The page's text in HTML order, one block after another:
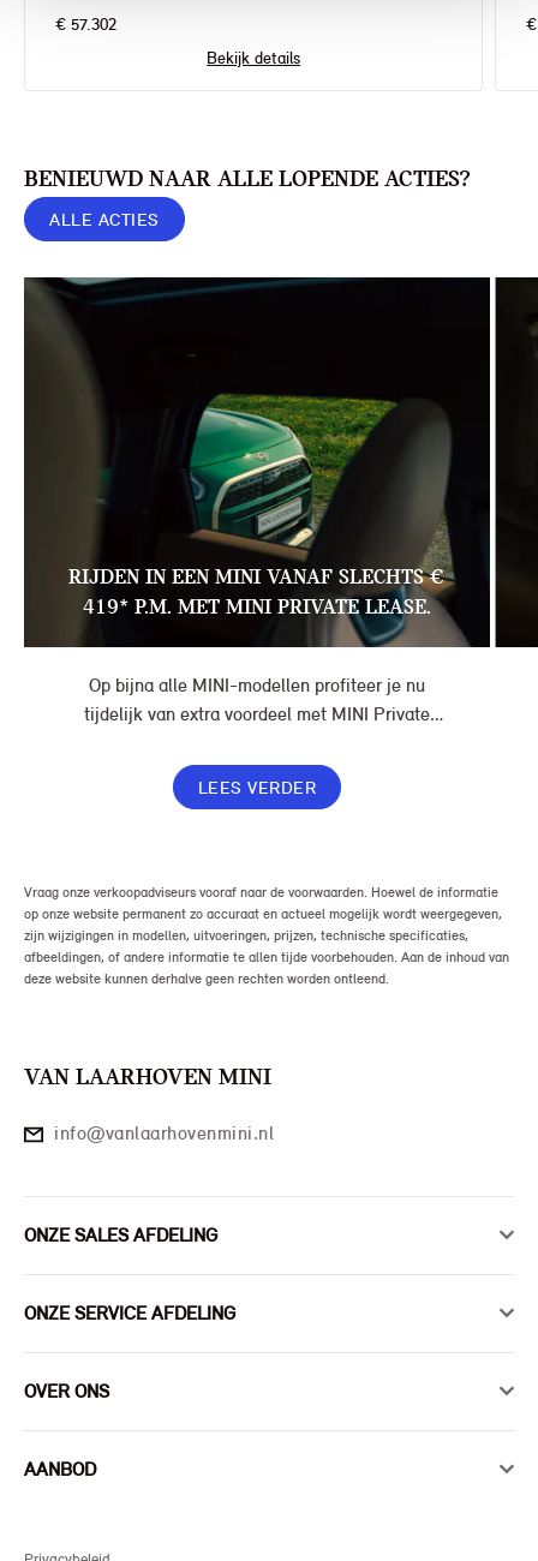
€ 57.302
Bekijk details
BENIEUWD NAAR ALLE LOPENDE ACTIES?
ALLE ACTIES
RIJDEN IN EEN MINI VANAF SLECHTS €
419* P.M. MET MINI PRIVATE LEASE.
Op bijna alle MINI-modellen profiteer je nu
tijdelijk van extra voordeel met MINI Private
maand, in plaats van € 449. Afhankelijk van de
uitvoering kan jouw voordeel nog verder oplopen.
LEES VERDER
Vraag onze verkoopadviseurs vooraf naar de voorwaarden. Hoewel de informatie
op onze website permanent zo accuraat en actueel mogelijk wordt weergegeven,
zijn wijzigingen in modellen, uitvoeringen, prijzen, technische specificaties,
afbeeldingen, of andere informatie te allen tijde voorbehouden. Aan de inhoud van
deze website kunnen derhalve geen rechten worden ontleend.
VAN LAARHOVEN MINI
info@vanlaarhovenmini.nl
ONZE SALES AFDELING
ONZE SERVICE AFDELING
OVER ONS
AANBOD